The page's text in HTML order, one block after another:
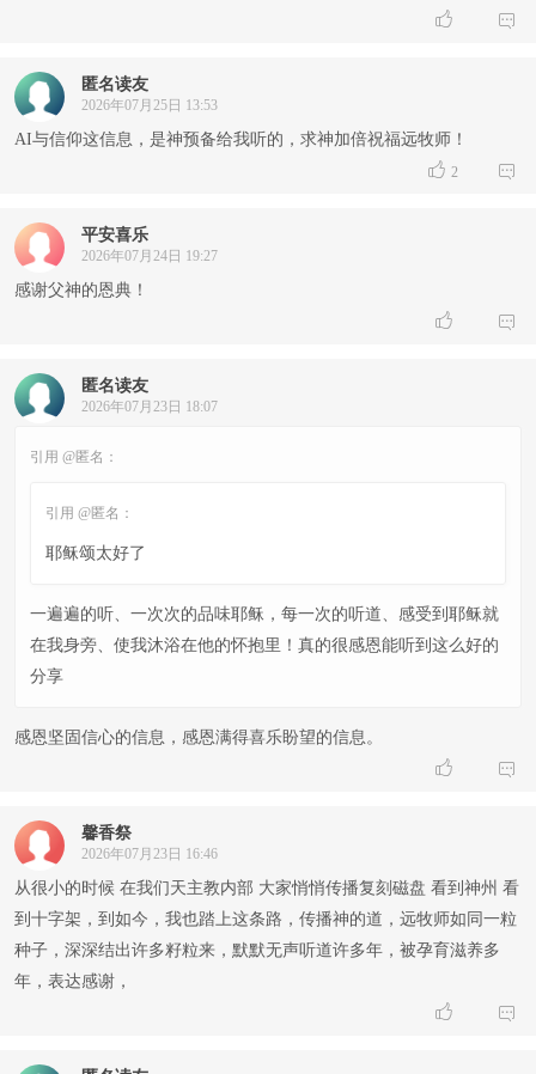
 
匿名读友
2026年07月25日 13:53
AI与信仰这信息，是神预备给我听的，求神加倍祝福远牧师！
 2 
平安喜乐
2026年07月24日 19:27
感谢父神的恩典！
 
匿名读友
2026年07月23日 18:07
引用 @匿名：
引用 @匿名：
耶稣颂太好了
一遍遍的听、一次次的品味耶稣，每一次的听道、感受到耶稣就
在我身旁、使我沐浴在他的怀抱里！真的很感恩能听到这么好的
分享
感恩坚固信心的信息，感恩满得喜乐盼望的信息。
 
馨香祭
2026年07月23日 16:46
从很小的时候 在我们天主教内部 大家悄悄传播复刻磁盘 看到神州 看
到十字架，到如今，我也踏上这条路，传播神的道，远牧师如同一粒
种子，深深结出许多籽粒来，默默无声听道许多年，被孕育滋养多
年，表达感谢，
 